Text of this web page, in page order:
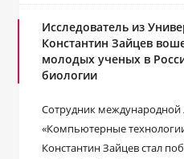
Исследователь из
Константин Зайцев
молодых ученых в
биологии
Сотрудник международной
«Компьютерные
Константин Зайцев стал